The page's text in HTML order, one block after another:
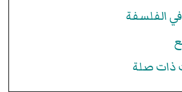
الفلسفة
ذات صلة